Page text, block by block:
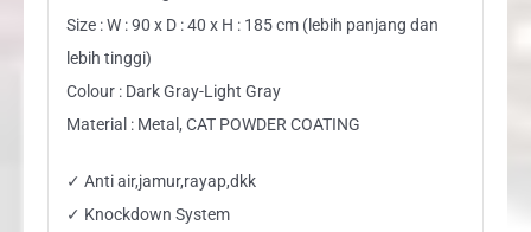
Size : W : 90 x D : 40 x H : 185 cm (lebih panjang dan
lebih tinggi)
Colour : Dark Gray-Light Gray
Material : Metal, CAT POWDER COATING
✓ Anti air,jamur,rayap,dkk
✓ Knockdown System